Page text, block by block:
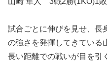
試合ごとに伸びを見せ、長
の強さを発揮してきている
長い距離での戦いが目を引